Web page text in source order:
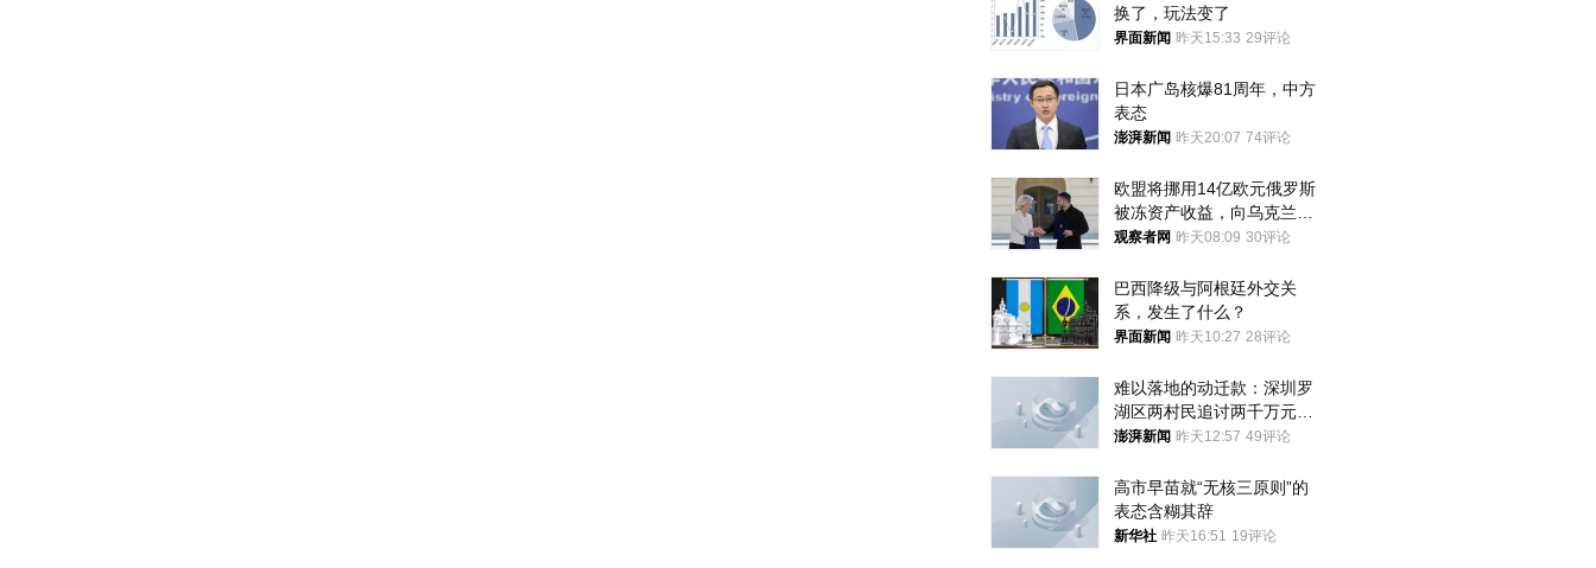
换了，玩法变了
界面新闻 昨天15:33 29评论
日本广岛核爆81周年，中方
表态
澎湃新闻 昨天20:07 74评论
欧盟将挪用14亿欧元俄罗斯
被冻资产收益，向乌克兰提
供援助
观察者网 昨天08:09 30评论
巴西降级与阿根廷外交关
系，发生了什么？
界面新闻 昨天10:27 28评论
难以落地的动迁款：深圳罗
湖区两村民追讨两千万元动
迁款八年未果
澎湃新闻 昨天12:57 49评论
高市早苗就“无核三原则”的
表态含糊其辞
新华社 昨天16:51 19评论